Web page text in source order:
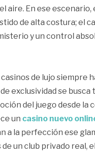
aire. En ese
de alta costura; el
y un control
de lujo siempre
exclusividad se
del juego desde la
un casino nuevo
a la perfección ese
un club privado real,